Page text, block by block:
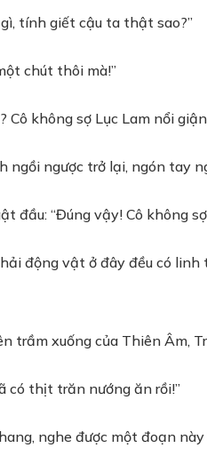
tính giết cậu ta thật sao?”
chút thôi mà!”
Cô không sợ Lục Lam nổi
ngược trở lại, ngón tay
đầu: “Đúng vậy! Cô không
động vật ở đây đều có
trầm xuống của Thiên Âm,
có thịt trăn nướng ăn rồi!”
nghe được một đoạn